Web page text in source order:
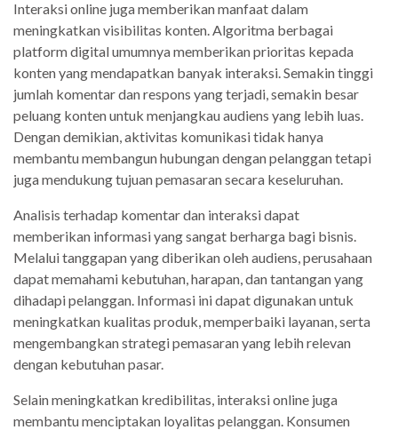
Interaksi online juga memberikan manfaat dalam
meningkatkan visibilitas konten. Algoritma berbagai
platform digital umumnya memberikan prioritas kepada
konten yang mendapatkan banyak interaksi. Semakin tinggi
jumlah komentar dan respons yang terjadi, semakin besar
peluang konten untuk menjangkau audiens yang lebih luas.
Dengan demikian, aktivitas komunikasi tidak hanya
membantu membangun hubungan dengan pelanggan tetapi
juga mendukung tujuan pemasaran secara keseluruhan.
Analisis terhadap komentar dan interaksi dapat
memberikan informasi yang sangat berharga bagi bisnis.
Melalui tanggapan yang diberikan oleh audiens, perusahaan
dapat memahami kebutuhan, harapan, dan tantangan yang
dihadapi pelanggan. Informasi ini dapat digunakan untuk
meningkatkan kualitas produk, memperbaiki layanan, serta
mengembangkan strategi pemasaran yang lebih relevan
dengan kebutuhan pasar.
Selain meningkatkan kredibilitas, interaksi online juga
membantu menciptakan loyalitas pelanggan. Konsumen